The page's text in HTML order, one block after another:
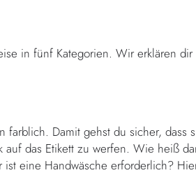
in fünf Kategorien. Wir erklären
farblich. Damit gehst du sicher, dass
das Etikett zu werfen. Wie heiß
eine Handwäsche erforderlich?